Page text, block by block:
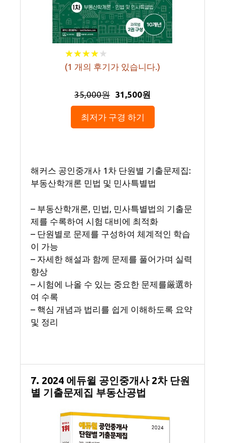
★★★★★
★★★★★
(1 개의 후기가 있습니다.)
35,000원 31,500원
최저가 구경 하기
해커스 공인중개사 1차 단원별 기출문제집:
부동산학개론 민법 및 민사특별법
– 부동산학개론, 민법, 민사특별법의 기출문
제를 수록하여 시험 대비에 최적화
– 단원별로 문제를 구성하여 체계적인 학습
이 가능
– 자세한 해설과 함께 문제를 풀어가며 실력
향상
– 시험에 나올 수 있는 중요한 문제를厳選하
여 수록
– 핵심 개념과 법리를 쉽게 이해하도록 요약
및 정리
7. 2024 에듀윌 공인중개사 2차 단원
별 기출문제집 부동산공법